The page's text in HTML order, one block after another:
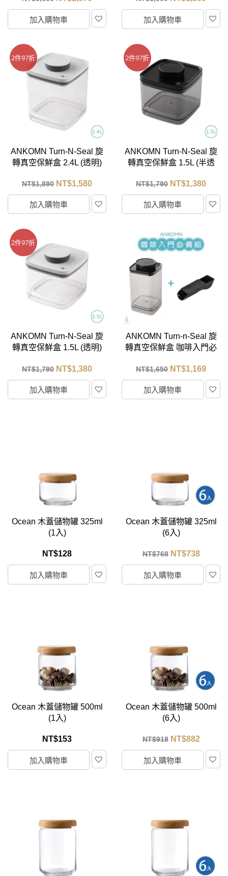
加入購物車 加入購物車
2件97折
ANKOMN Turn-N-Seal 旋
轉真空保鮮盒 2.4L (透明)
NT$1,890 NT$1,580
加入購物車
2件97折
ANKOMN Turn-N-Seal 旋
轉真空保鮮盒 1.5L (半透
NT$1,790 NT$1,380
加入購物車
2件97折
ANKOMN Turn-N-Seal 旋
轉真空保鮮盒 1.5L (透明)
NT$1,790 NT$1,380
加入購物車
ANKOMN Turn-n-Seal 旋
轉真空保鮮盒 咖啡入門必
多功能匙)
NT$1,650 NT$1,169
加入購物車
Ocean 木蓋儲物罐 325ml
(1入)
NT$128
加入購物車
Ocean 木蓋儲物罐 325ml
(6入)
NT$768 NT$738
加入購物車
Ocean 木蓋儲物罐 500ml
(1入)
NT$153
加入購物車
Ocean 木蓋儲物罐 500ml
(6入)
NT$918 NT$882
加入購物車